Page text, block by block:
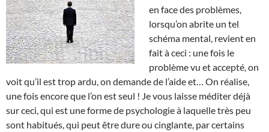
en face des problèmes,
lorsqu’on abrite un tel
schéma mental, revient en
fait à ceci : une fois le
problème vu et accepté, on
voit qu’il est trop ardu, on demande de l’aide et… On réalise,
une fois encore que l’on est seul ! Je vous laisse méditer déjà
sur ceci, qui est une forme de psychologie à laquelle très peu
sont habitués, qui peut être dure ou cinglante, par certains